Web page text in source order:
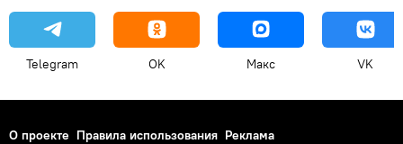
Telegram OK Макс VK
О проекте Правила использования Реклама